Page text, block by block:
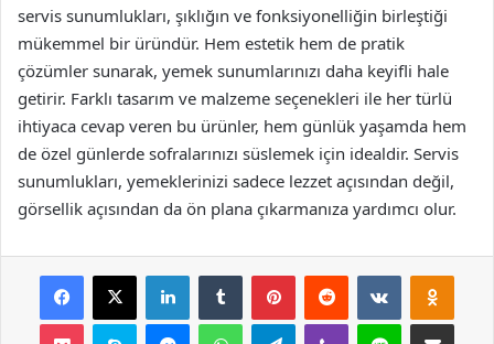
servis sunumlukları, şıklığın ve fonksiyonelliğin birleştiği
mükemmel bir üründür. Hem estetik hem de pratik
çözümler sunarak, yemek sunumlarınızı daha keyifli hale
getirir. Farklı tasarım ve malzeme seçenekleri ile her türlü
ihtiyaca cevap veren bu ürünler, hem günlük yaşamda hem
de özel günlerde sofralarınızı süslemek için idealdir. Servis
sunumlukları, yemeklerinizi sadece lezzet açısından değil,
görsellik açısından da ön plana çıkarmanıza yardımcı olur.
Facebook
X LinkedInTumblr PinterestReddit VKontakte
Pocket Skype MessengerWhatsAppTelegramViber Line E-Posta ile